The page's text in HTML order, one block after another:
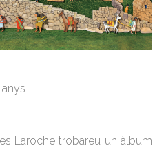
anys
Laroche trobareu un àlbum